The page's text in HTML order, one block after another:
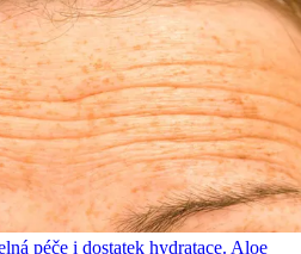
péče i dostatek hydratace. Aloe